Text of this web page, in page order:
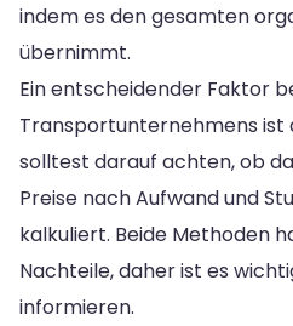
indem es den gesamten
übernimmt.
Ein entscheidender Faktor
Transportunternehmens ist
solltest darauf achten, ob
Preise nach Aufwand und
kalkuliert. Beide Methoden
Nachteile, daher ist es
informieren.